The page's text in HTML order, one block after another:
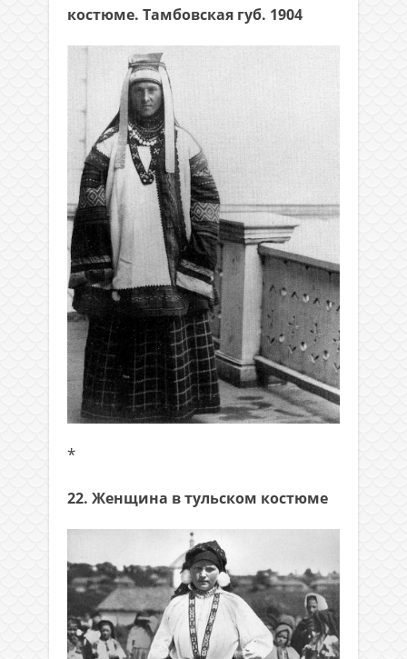
костюме. Тамбовская губ. 1904
*
22. Женщина в тульском костюме